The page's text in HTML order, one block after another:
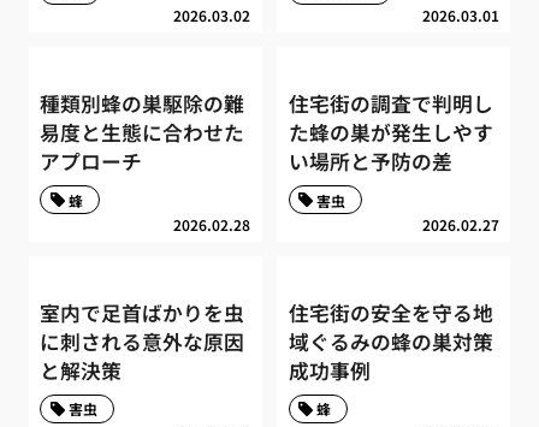
2026.03.02 2026.03.01
種類別蜂の巣駆除の難
易度と生態に合わせた
アプローチ
2026.02.28
蜂
住宅街の調査で判明し
た蜂の巣が発生しやす
い場所と予防の差
2026.02.27
害虫
室内で足首ばかりを虫
に刺される意外な原因
と解決策
害虫
住宅街の安全を守る地
域ぐるみの蜂の巣対策
成功事例
蜂